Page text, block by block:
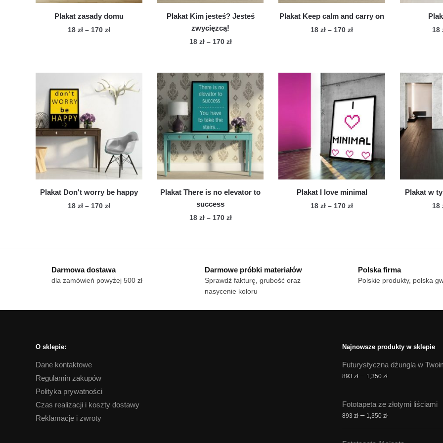
Plakat zasady domu
18 zł – 170 złZakres
170 zł
ma
wiele
wariantów.
można
wybrać
na
stronie
produktu
Plakat Kim jesteś? Jesteś
zwycięzcą!
18 zł – 170 złZakres
18 zł
do
170 zł
produkt
ma
wiele
wariantów.
Opcje
można
wybrać
na
stronie
produktu
Plakat Keep calm and carry on
18zł – 170złZakres
do
170 zł
ma
wiele
wariantów.
Opcje
można
wybrać
na
stronie
produktu
18
Plakat Don't worry be happy
18 zł – 170 złZakres
wariantów.
Opcje
wybrać
Plakat There is no elevator to
success
18 zł – 170 złZakres
170 zł
wiele
wariantów.
Opcje
można
Plakat I love minimal
18zł – 170złZakres
wariantów.
wybrać
produktu
Plakat w
18
Darmowa dostawa
dla zamówień powyżej 500 zł
Darmowe próbki materiałów
Sprawdź fakturę, grubość oraz
nasycenie koloru
Polska firma
Polskie produkty, polska
O sklepie:
Dane kontaktowe
Regulamin zakupów
Polityka prywatności
Czas realizacji i koszty dostawy
Reklamacje i zwroty
Najnowsze produkty w sklepie
Futurystyczna dżungla w
893 zł – 1,350 złZakres
893 zł
do
Fototapeta ze złotymi liściami
893 zł – 1,350 złZakres